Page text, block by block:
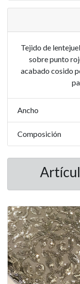
Tejido de
sobre punto
acabado cosido
Ancho
Composición